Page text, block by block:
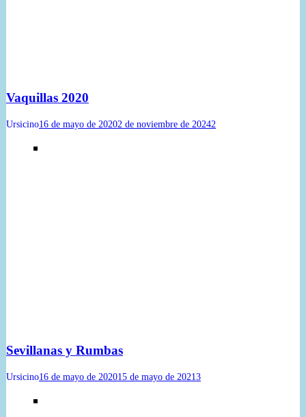
Vaquillas 2020
Ursicino16 de mayo de 20202 de noviembre de 20242
Sevillanas y Rumbas
Ursicino16 de mayo de 202015 de mayo de 2021 3